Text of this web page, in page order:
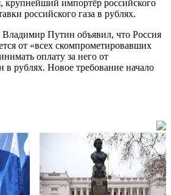
крупнейший импортёр российского
российского газа в рублях.
Путин объявил, что Россия
от «всех скомпрометировавших
оплату за него от
в рублях. Новое требование начало